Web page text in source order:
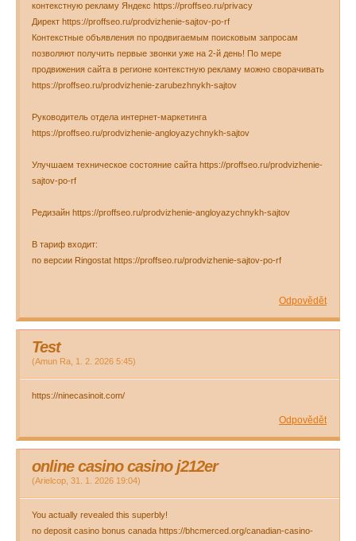
контекстную рекламу Яндекс https://proffseo.ru/privacy
Директ https://proffseo.ru/prodvizhenie-sajtov-po-rf
Контекстные объявления по продвигаемым поисковым запросам
позволяют получить первые звонки уже на 2-й день! По мере
продвижения сайта в регионе контекстную рекламу можно сворачивать
https://proffseo.ru/prodvizhenie-zarubezhnykh-sajtov
Руководитель отдела интернет-маркетинга
https://proffseo.ru/prodvizhenie-angloyazychnykh-sajtov
Улучшаем техническое состояние сайта https://proffseo.ru/prodvizhenie-
sajtov-po-rf
Редизайн https://proffseo.ru/prodvizhenie-angloyazychnykh-sajtov
В тариф входит:
по версии Ringostat https://proffseo.ru/prodvizhenie-sajtov-po-rf
Odpovědět
Test
(Amun Ra 1. 2. 2026 5:45)
https://ninecasinoit.com/
Odpovědět
online casino casino j212er
(Arielcop 31. 1. 2026 19:04)
You actually revealed this superbly!
no deposit casino bonus canada https://bhcmerced.org/canadian-casino-